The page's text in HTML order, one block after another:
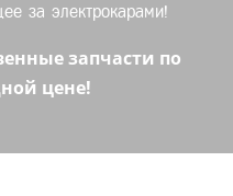
за электрокарами!
запчасти по
цене!